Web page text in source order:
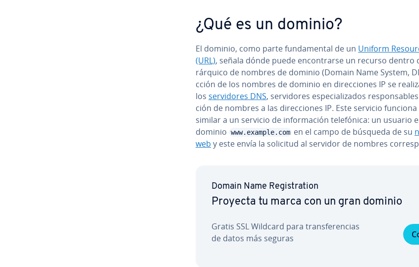
¿Qué es un dominio?
El dominio, como parte fu­n­da­me­n­tal de un Uniform
(URL), señala dónde puede en­co­n­trar­se un recurso dentro
rá­r­qui­co de nombres de dominio (Domain Name System,
c­ción de los nombres de dominio en di­re­c­cio­nes IP se
los se­r­vi­do­res DNS, se­r­vi­do­res es­pe­cia­li­za­dos
ción de nombres a las di­re­c­cio­nes IP. Este servicio
similar a un servicio de in­fo­r­ma­ción te­le­fó­ni­ca: un usuario
dominio www.example.com en el campo de búsqueda de su
web y este envía la solicitud al servidor de nombres
Domain Name Re­gi­s­tra­tion
Proyecta tu marca con un gran dominio
Gratis SSL Wildcard para tra­n­s­fe­re­n­cias
de datos más seguras